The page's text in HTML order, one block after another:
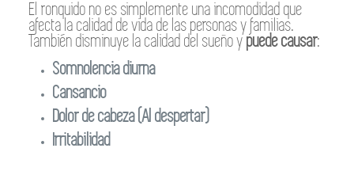
El ronquido no es simplemente una incomodidad que
afecta la calidad de vida de las personas y familias.
También disminuye la calidad del sueño y puede causar:
Somnolencia diurna
Cansancio
Dolor de cabeza (Al despertar)
Irritabilidad